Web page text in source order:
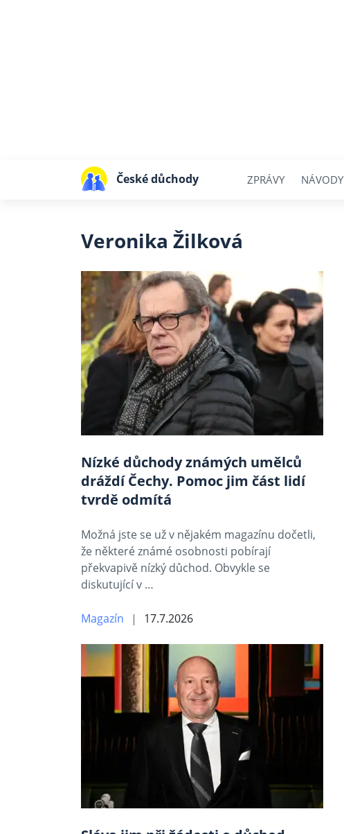
České důchody ZPRÁVY NÁVODY
Veronika Žilková
Nízké důchody známých umělců
dráždí Čechy. Pomoc jim část lidí
tvrdě odmítá
Možná jste se už v nějakém magazínu dočetli,
že některé známé osobnosti pobírají
překvapivě nízký důchod. Obvykle se
diskutující v …
Magazín 17.7.2026